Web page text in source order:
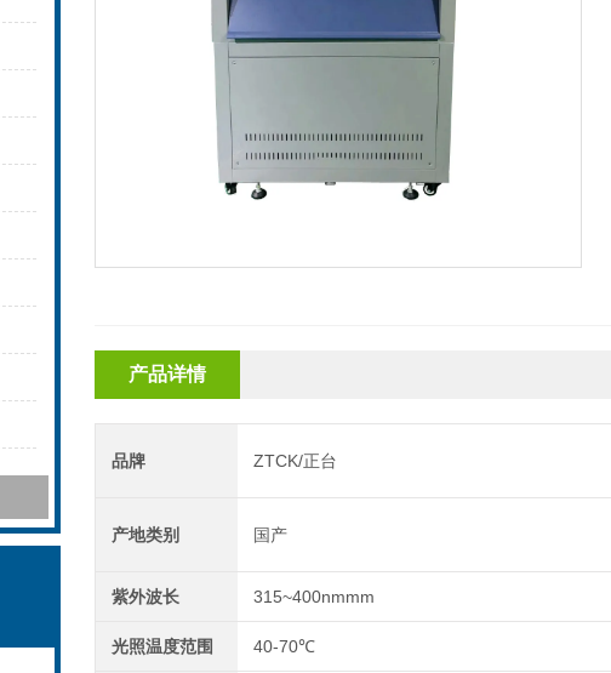
产品详情
品牌 ZTCK/正台
产地类别 国产
紫外波长 315~400nmmm
光照温度范围 40-70℃